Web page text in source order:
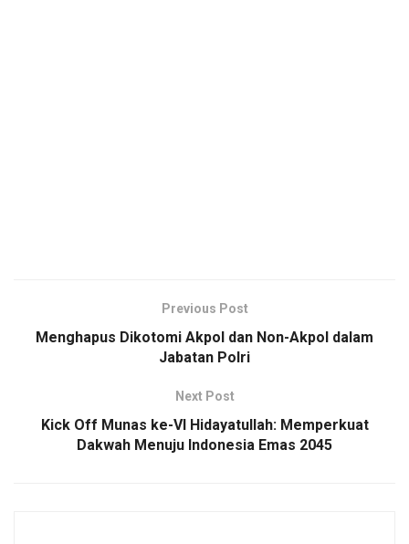
Previous Post
Menghapus Dikotomi Akpol dan Non-Akpol dalam
Jabatan Polri
Next Post
Kick Off Munas ke-VI Hidayatullah: Memperkuat
Dakwah Menuju Indonesia Emas 2045